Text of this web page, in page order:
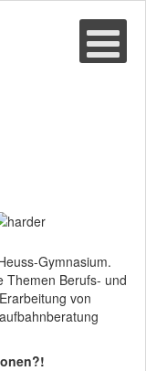
Gymnasium.
Themen Berufs- und
von